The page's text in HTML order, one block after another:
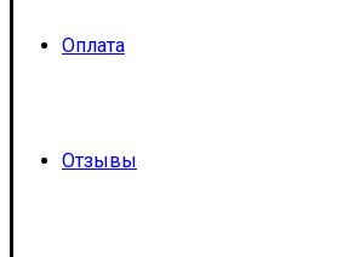
Оплата
Отзывы